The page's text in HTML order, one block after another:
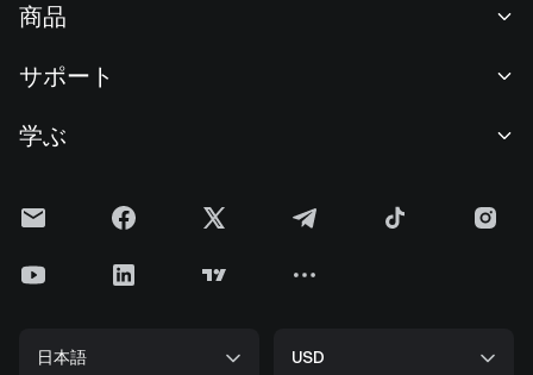
ニュースルーム
F1 Oracle Red Bull Racing 公式スポンサー
クッキーポリシー
準備金証明
商品
現物取引
投資センター
サポート
手数料
上場申請
学ぶ
Gateニュース
日本語 USD